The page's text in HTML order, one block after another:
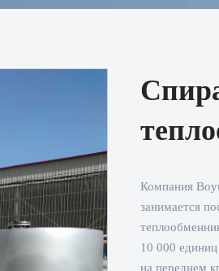
Компания
занимается
10 000
на переднем